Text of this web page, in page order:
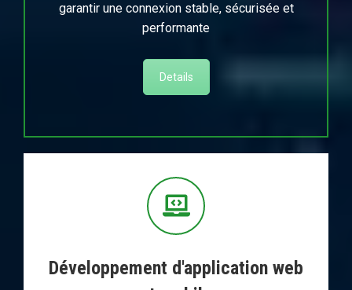
garantir une connexion stable, sécurisée et
performante
Details
Développement d'application web